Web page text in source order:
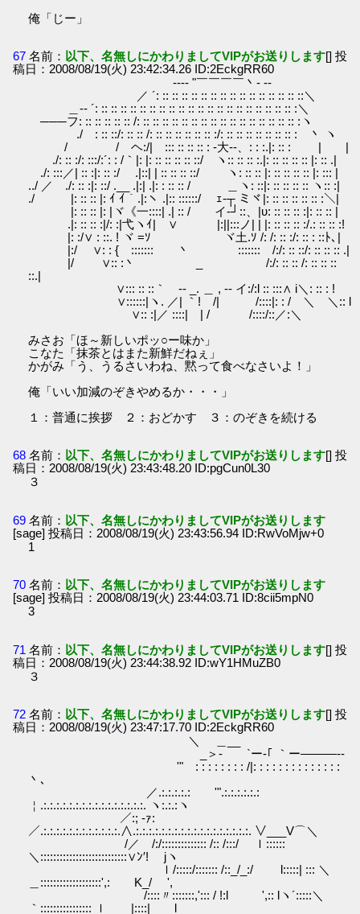
俺「じー」
67 名前： 以下、名無しにかわりましてVIPがお送りします[] 投
稿日：2008/08/19(火) 23:42:34.26 ID:2EckgRR60
---‐ "￣￣￣￣丶‐ --
／ ´: :: :: :: :: :: :: :: :: :: :: :: :: :: :: ::＼
＿-‐ ´: :: :: :: :: :: :: :: :: :: :: :: :: :: :: :: :: :: :: :: :: :＼
───フ: :: :: :: :: :: /: :: :: :: :: :: :: :: :: :: :: :: :: :: :: :: :: :ヽ
./ : :: ::/: :: :: /: :: :: :: :: :: :: :/: :: :: :: :: :: :: :: : 丶 ヽ
/ / ヘ:/| ::: :: :: :: : -大--、: : :.|: :: : | |
./: :: :/: :::/:´: : /｀|: |: :: :: :: :: ::/ ヽ:: :: :: :.|: :: :: :: :: |: :: .|
./: :::／| :: :|: :: :/ .|::| | :: :: :: ::/ ヽ: :: :: |: :: :: :: :: |: ::: |
../ ／ ./: :: :|: ::/ .__ .|:| .|: : :: :: / ＿ヽ: ::|: :: :: :: :: ヽ:: :|
./ |: :: :: |: ｲ ｲ｀.|:ヽ .|:: ::::::/ ｪ‐┬ ミヾ|: :: :: :: :: :: :＼|
|: :: :: |: |ヾ《一::::| .| :: / イ‐┘::、|υ: :: :: :: :|: :: :: |
.|: :: :: :|/: :|弋ヽｲ| ∨ |:||:::ノ| | |: :: :: :: :/.: :: :: :!
|: :/∨ : ::. ! ヾ =ｿ ヾ土.ｿ /: /: :: :/: :: : ::ﾄ､|
|:/ ∨: : { ::::::: 丶 ::::::: /:/: :: ::/: :: :: :: .|
|/ ∨:: :丶 _ /:/: :: :: /: :: :: ::
::.|
∨::: :: ::｀ ‐- _. ＿ , -‐ イ:/:l :: :::∧ i＼: :: : !
∨::::::|ヽ. ／| ｀! /| /::::|: : / ＼ ＼:: l
∨:: :|／ ::::| | / /::::/::／:＼
みさお「ほ～新しいポッ○ー味か」
こなた「抹茶とはまた新鮮だねぇ」
かがみ「う、うるさいわね、黙って食べなさいよ！」
俺「いい加減のぞきやめるか・・・」
１：普通に挨拶 ２：おどかす ３：のぞきを続ける
68 名前： 以下、名無しにかわりましてVIPがお送りします[] 投
稿日：2008/08/19(火) 23:43:48.20 ID:pgCun0L30
３
69 名前： 以下、名無しにかわりましてVIPがお送りします
[sage] 投稿日：2008/08/19(火) 23:43:56.94 ID:RwVoMjw+0
1
70 名前： 以下、名無しにかわりましてVIPがお送りします
[sage] 投稿日：2008/08/19(火) 23:44:03.71 ID:8cii5mpN0
3
71 名前： 以下、名無しにかわりましてVIPがお送りします[] 投
稿日：2008/08/19(火) 23:44:38.92 ID:wY1HMuZB0
３
72 名前： 以下、名無しにかわりましてVIPがお送りします[] 投
稿日：2008/08/19(火) 23:47:17.70 ID:2EckgRR60
＼ ＿__
_＞‐ `ー‐｢ ｀ー―――‐-
'" : : : : : : : : /|: : : : : : : : : : : : : :
丶､
／.:.:.:.:.: '".:.:.:.:.:.:
￤.:.:.:.:.:.:.:.:.:.:.:.:.:.:.:.:. ヽ:.:.:ヽ
／:; -ｧ:
／.:.:.:.:.:.:.:.:.:.:.:.:.∧.:.:.:.:.:.:.:.:.:.:.:.:.:.:.:.:.:.:. ∨___V⌒＼
/／ /:/:::::::::::::: /:: /:::/ ｌ::::::
＼:::::::::::::::::::::::::::∨ﾝ′! jヽ
ｌ/:::::/::::::: /::_/_:/ l:::::| ::: ＼
＿:::::::::::::::::::',: K_/ ',
/::::〃:::::::,'::: / !:l ',:: lヽ´:::::＼
｀:::::::::::::::: ｌ |::::| l